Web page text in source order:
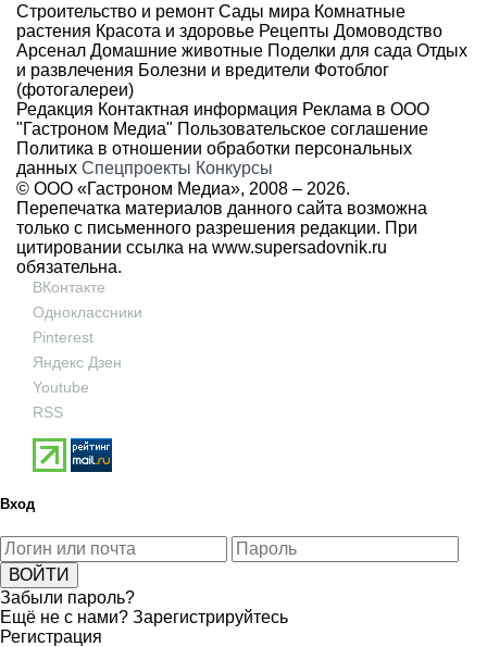
Строительство и ремонт Сады мира Комнатные
растения Красота и здоровье Рецепты Домоводство
Арсенал Домашние животные Поделки для сада Отдых
и развлечения Болезни и вредители Фотоблог
(фотогалереи)
Редакция Контактная информация Реклама в ООО
"Гастроном Медиа" Пользовательское соглашение
Политика в отношении обработки персональных
данных Спецпроекты Конкурсы
© ООО «Гастроном Медиа», 2008 – 2026.
Перепечатка материалов данного сайта возможна
только с письменного разрешения редакции. При
цитировании ссылка на www.supersadovnik.ru
обязательна.
ВКонтакте
Одноклассники
Pinterest
Яндекс Дзен
Youtube
RSS
Вход
Забыли пароль?
Ещё не с нами? Зарегистрируйтесь
Регистрация